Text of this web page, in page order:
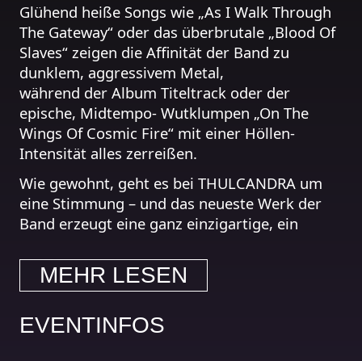
Glühend heiße Songs wie „As I Walk Through
The Gateway“ oder das überbrutale „Blood Of
Slaves“ zeigen die Affinität der Band zu
dunklem, aggressivem Metal,
während der Album Titeltrack oder der
epische, Midtempo- Wutklumpen „On The
Wings Of Cosmic Fire“ mit einer Höllen-
Intensität alles zerreißen.
Wie gewohnt, geht es bei THULCANDRA um
eine Stimmung – und das neueste Werk der
Band erzeugt eine ganz einzigartige, ein
School tendiert, jedoch ohne das müde
Drumherum.
https://www.facebook.com/ThulcandraMetal/
MEHR LESEN
EVENTINFOS